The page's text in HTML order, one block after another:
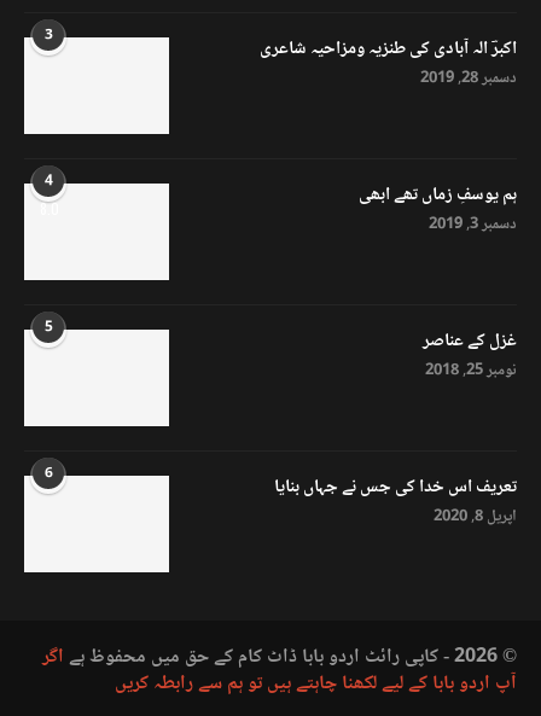
3 اکبرؔ الہ آبادی کی طنزیہ ومزاحیہ شاعری
دسمبر 28, 2019
4
8.0 ہم یوسفِ زماں تھے ابھی
دسمبر 3, 2019
5 غزل کے عناصر
نومبر 25, 2018
6 تعریف اس خدا کی جس نے جہاں بنایا
اپریل 8, 2020
© 2026 - کاپی رائٹ اردو بابا ڈاٹ کام کے حق میں محفوظ ہے
اگر
آپ اردو بابا کے لیے لکھنا چاہتے ہیں تو ہم سے رابطہ کریں